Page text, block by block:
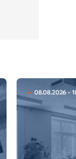
08.08.2026 -